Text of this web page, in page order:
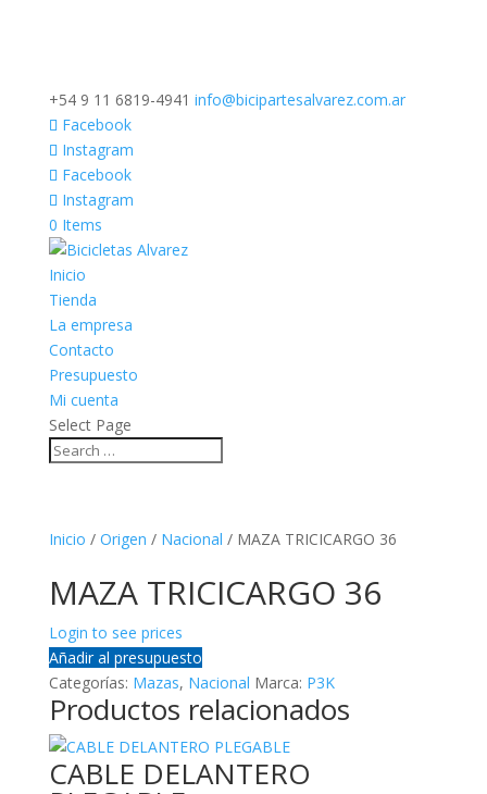
+54 9 11 6819-4941 info@bicipartesalvarez.com.ar
Facebook
Instagram
Facebook
Instagram
0 Items
Inicio
Tienda
La empresa
Contacto
Presupuesto
Mi cuenta
Select Page
Inicio / Origen / Nacional / MAZA TRICICARGO 36
MAZA TRICICARGO 36
Login to see prices
Añadir al presupuesto
Categorías: Mazas, Nacional Marca: P3K
Productos relacionados
CABLE DELANTERO